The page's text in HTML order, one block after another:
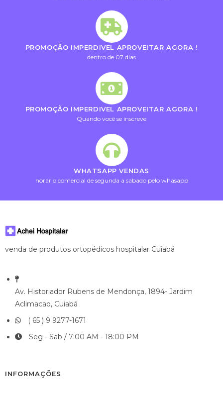
PROMOÇÃO IMPERDIVEL APROVEITAR AGORA !
dentro de 07 dias
PROMOÇÃO IMPERDIVEL APROVEITAR AGORA !
Quando você se inscreve
WHATSAPP VENDAS
horario comercial de segunda a sabado pelo whasapp
venda de produtos ortopédicos hospitalar Cuiabá
Av. Historiador Rubens de Mendonça, 1894- Jardim
Aclimacao, Cuiabá
( 65 ) 9 9277-1671
Seg - Sab / 7:00 AM - 18:00 PM
INFORMAÇÕES